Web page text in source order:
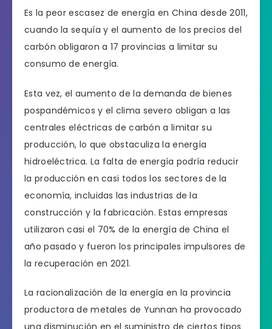
Es la peor escasez de energía en China desde 2011,
cuando la sequía y el aumento de los precios del
carbón obligaron a 17 provincias a limitar su
consumo de energía.
Esta vez, el aumento de la demanda de bienes
pospandémicos y el clima severo obligan a las
centrales eléctricas de carbón a limitar su
producción, lo que obstaculiza la energía
hidroeléctrica. La falta de energía podría reducir
la producción en casi todos los sectores de la
economía, incluidas las industrias de la
construcción y la fabricación. Estas empresas
utilizaron casi el 70% de la energía de China el
año pasado y fueron los principales impulsores de
la recuperación en 2021.
La racionalización de la energía en la provincia
productora de metales de Yunnan ha provocado